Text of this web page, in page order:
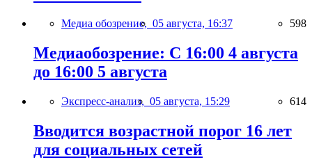
Медиа обозрение, 05 августа, 16:37 598
Медиаобозрение: С 16:00 4 августа
до 16:00 5 августа
Экспресс-анализ, 05 августа, 15:29 614
Вводится возрастной порог 16 лет
для социальных сетей